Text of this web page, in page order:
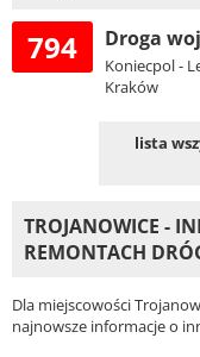
794 Droga
Koniecpol -
Kraków
lista
TROJANOWICE -
REMONTACH
Dla miejscowości
najnowsze informacje o